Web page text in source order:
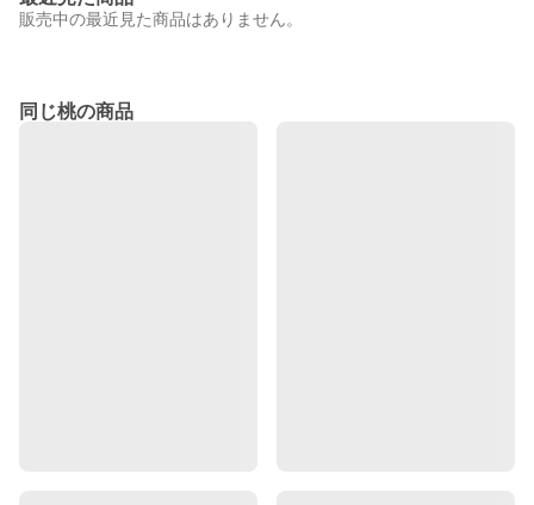
販売中の最近見た商品はありません。
同じ桃の商品